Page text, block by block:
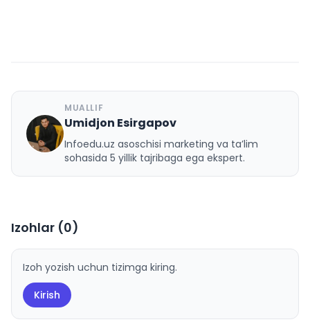
U
MUALLIF
Umidjon Esirgapov
Infoedu.uz asoschisi marketing va ta’lim
sohasida 5 yillik tajribaga ega ekspert.
Izohlar (0)
Izoh yozish uchun tizimga kiring.
Kirish